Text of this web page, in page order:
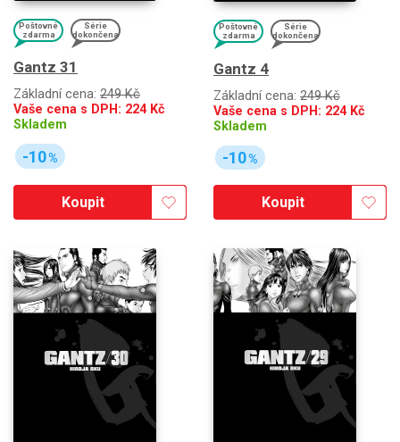
Poštovné
zdarma
Série
dokončena
Gantz 31
Základní cena: 249 Kč
Vaše cena s DPH: 224Kč
Skladem
-10%
Koupit
Poštovné
zdarma
Série
dokončena
Gantz 4
Základní cena: 249 Kč
Vaše cena s DPH: 224Kč
Skladem
-10%
Koupit